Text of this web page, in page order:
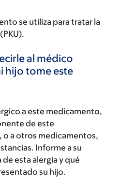
se utiliza para tratar la
al médico
hijo tome este
a este medicamento,
de este
o a otros medicamentos,
Informe a su
esta alergia y qué
su hijo.